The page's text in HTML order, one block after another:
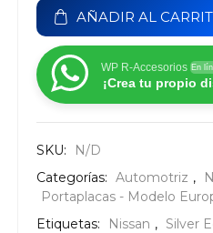
AÑADIR AL
WP R-Accesorios En
¡Crea tu propio
SKU:
N/D
Categorías: Automotriz ,
Portaplacas - Modelo
Etiquetas:
Nissan , Silver